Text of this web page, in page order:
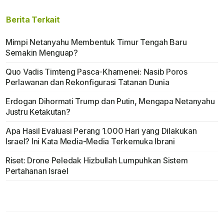
Berita Terkait
Mimpi Netanyahu Membentuk Timur Tengah Baru
Semakin Menguap?
Quo Vadis Timteng Pasca-Khamenei: Nasib Poros
Perlawanan dan Rekonfigurasi Tatanan Dunia
Erdogan Dihormati Trump dan Putin, Mengapa Netanyahu
Justru Ketakutan?
Apa Hasil Evaluasi Perang 1.000 Hari yang Dilakukan
Israel? Ini Kata Media-Media Terkemuka Ibrani
Riset: Drone Peledak Hizbullah Lumpuhkan Sistem
Pertahanan Israel